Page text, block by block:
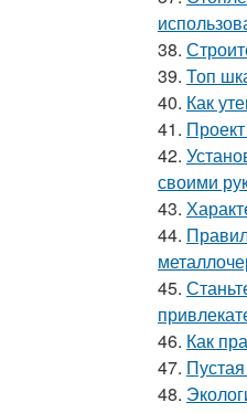
38.
39. Топ
40. Как
41.
42.
своими
43.
44.
45.
46. Как
47.
48.